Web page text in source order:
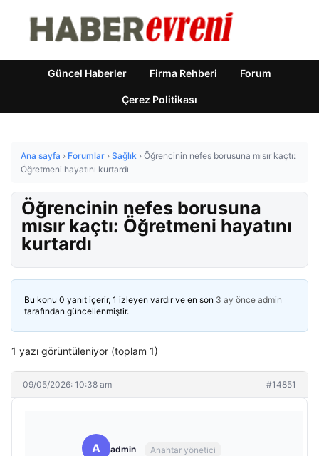
Güncel Haberler Firma Rehberi Forum
Çerez Politikası
Ana sayfa › Forumlar › Sağlık › Öğrencinin nefes borusuna mısır kaçtı:
Öğretmeni hayatını kurtardı
Öğrencinin nefes borusuna
mısır kaçtı: Öğretmeni hayatını
kurtardı
Bu konu 0 yanıt içerir, 1 izleyen vardır ve en son 3 ay önce admin
tarafından güncellenmiştir.
1 yazı görüntüleniyor (toplam 1)
09/05/2026: 10:38 am #14851
A admin Anahtar yönetici